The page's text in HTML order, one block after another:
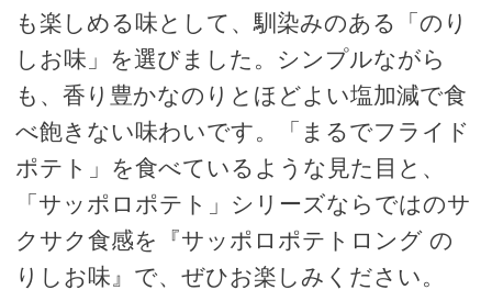
も楽しめる味として、馴染みのある「のり
しお味」を選びました。シンプルながら
も、香り豊かなのりとほどよい塩加減で食
べ飽きない味わいです。「まるでフライド
ポテト」を食べているような見た目と、
「サッポロポテト」シリーズならではのサ
クサク食感を『サッポロポテトロング の
りしお味』で、ぜひお楽しみください。